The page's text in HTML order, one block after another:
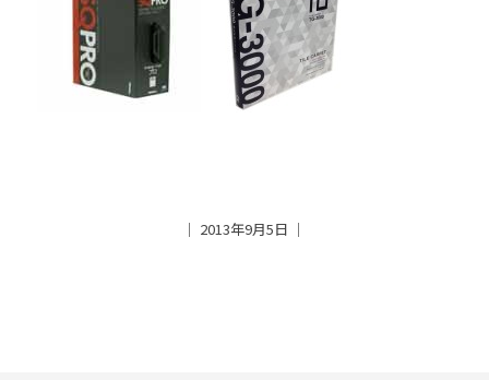
│ 2013年9月5日 │